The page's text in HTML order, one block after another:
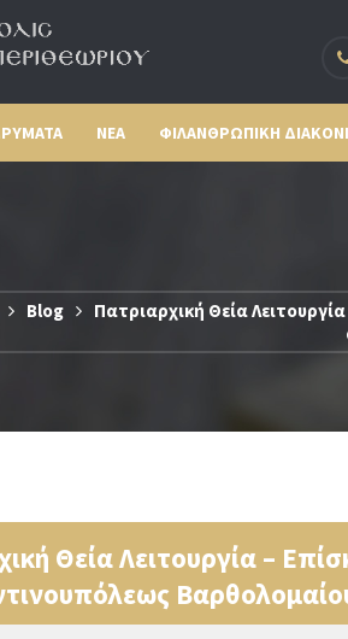
ΝΕΑ ΦΙΛΑΝΘΡΩΠΙΚΗ
Blog
Πατριαρχική Θεία
Θεία Λειτουργία –